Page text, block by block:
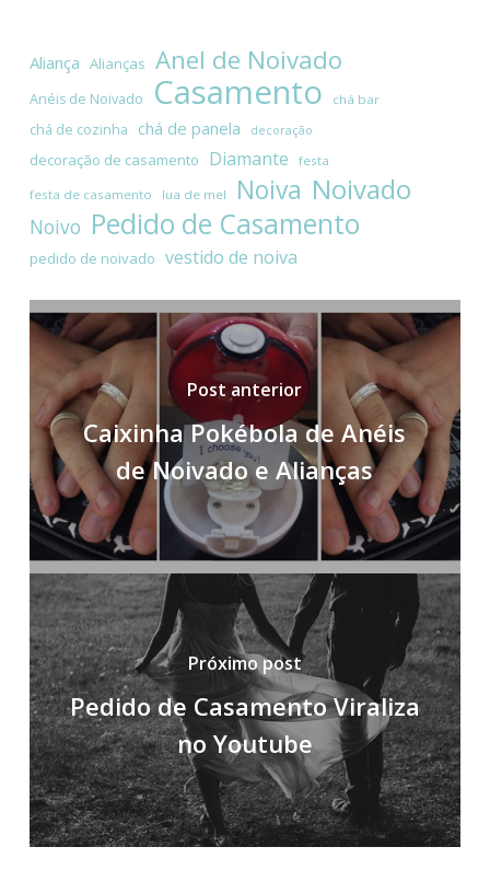
Aliança Alianças Anel de Noivado
Anéis de Noivado Casamento chá bar
chá de cozinha chá de panela decoração
decoração de casamento Diamante festa
festa de casamento lua de mel Noiva Noivado
Noivo Pedido de Casamento
pedido de noivado vestido de noiva
Post anterior
Caixinha Pokébola de Anéis
de Noivado e Alianças
Próximo post
Pedido de Casamento Viraliza
no Youtube